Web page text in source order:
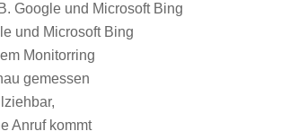
Google und Microsoft Bing
und Microsoft Bing
Monitorring
gemessen
Anruf kommt